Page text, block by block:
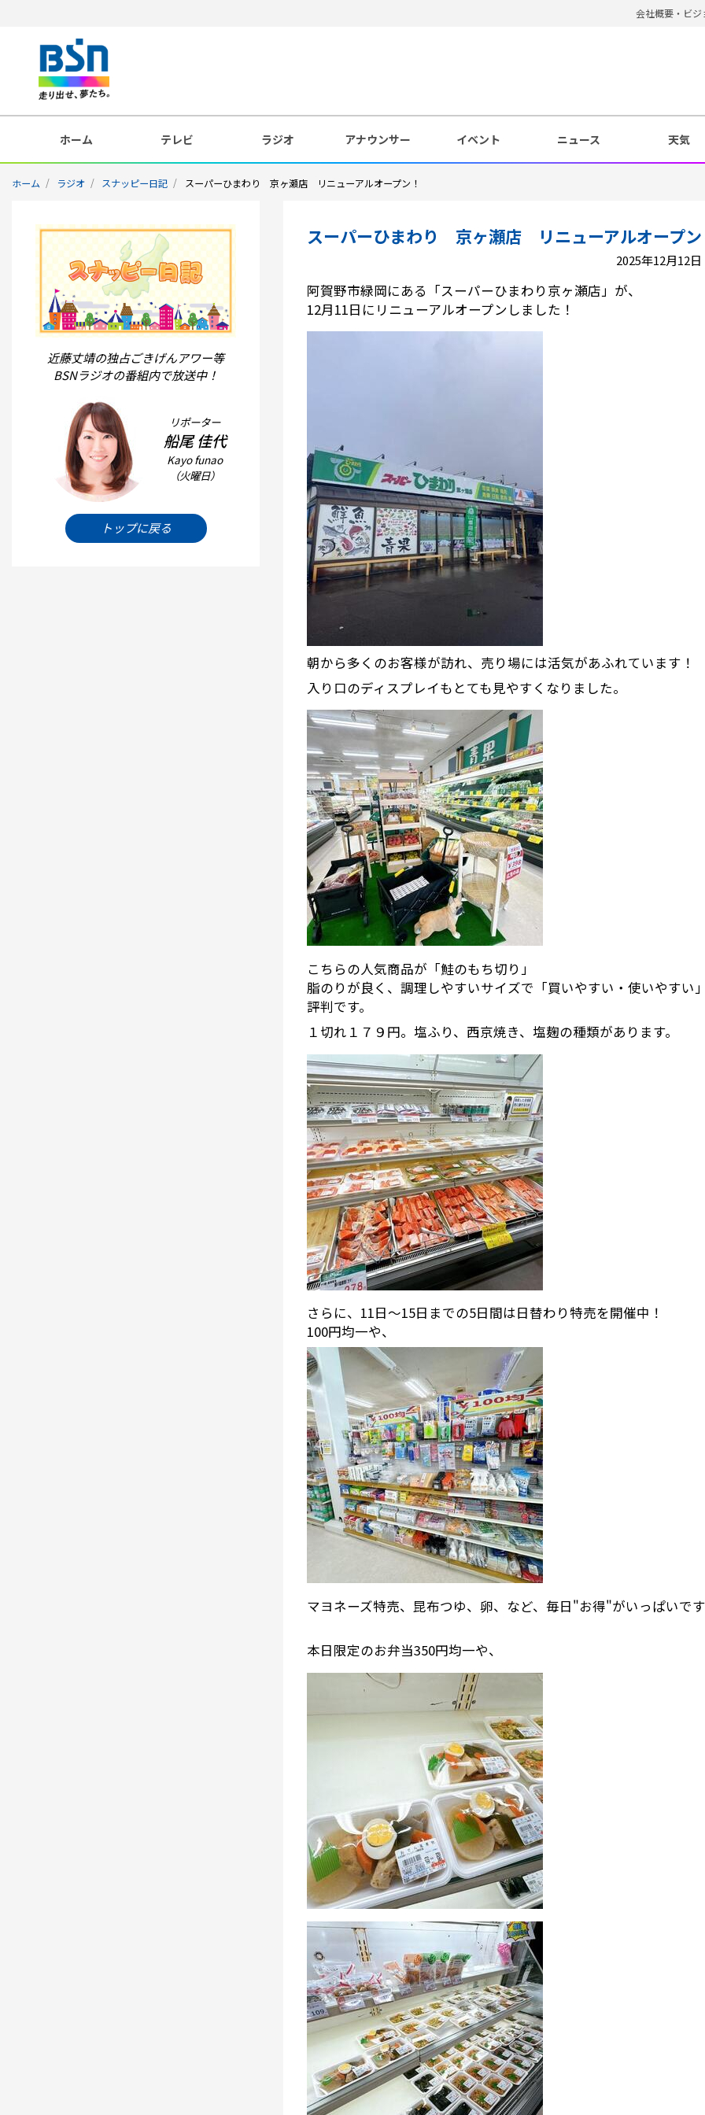
会社概要・ビジ
ホーム テレビ ラジオ アナウンサー イベント ニュース 天気
ホーム ラジオ スナッピー日記 スーパーひまわり 京ヶ瀬店 リニューアルオープン！
近藤丈靖の独占ごきげんアワー等
BSNラジオの番組内で放送中！
リポーター
船尾 佳代
Kayo funao
（火曜日）
トップに戻る
スーパーひまわり 京ヶ瀬店 リニューアルオープ
2025年12月12日
阿賀野市緑岡にある「スーパーひまわり京ヶ瀬店」が、
12月11日にリニューアルオープンしました！
朝から多くのお客様が訪れ、売り場には活気があふれています！
入り口のディスプレイもとても見やすくなりました。
こちらの人気商品が「鮭のもち切り」
脂のりが良く、調理しやすいサイズで「買いやすい・使いやすい
評判です。
１切れ１７９円。塩ふり、西京焼き、塩麹の種類があります。
さらに、11日〜15日までの5日間は日替わり特売を開催中！
100円均一や、
マヨネーズ特売、昆布つゆ、卵、など、毎日"お得"がいっぱいで
本日限定のお弁当350円均一や、